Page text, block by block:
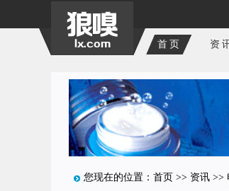
首页 资
您现在的位置： 首页 >> 资讯 >>